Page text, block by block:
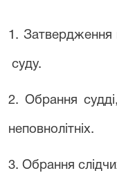
1. Затвердження
суду.
2. Обрання
неповнолітніх.
3. Обрання